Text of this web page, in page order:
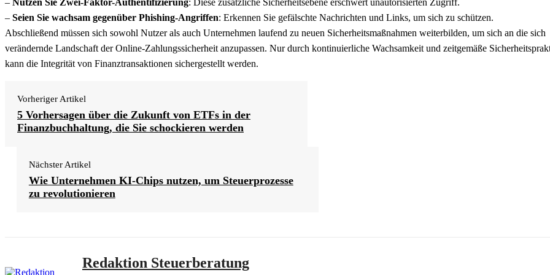
– Seien Sie wachsam gegenüber Phishing-Angriffen: Erkennen Sie gefälschte Nachrichten und Links, um sich zu schützen.
Abschließend müssen sich sowohl Nutzer als auch Unternehmen laufend zu neuen Sicherheitsmaßnahmen weiterbilden, um sich an die sich
verändernde Landschaft der Online-Zahlungssicherheit anzupassen. Nur durch kontinuierliche Wachsamkeit und zeitgemäße
kann die Integrität von Finanztransaktionen sichergestellt werden.
Vorheriger Artikel
5 Vorhersagen über die Zukunft von ETFs in der
Finanzbuchhaltung, die Sie schockieren werden
Nächster Artikel
Wie Unternehmen KI-Chips nutzen, um Steuerprozesse
zu revolutionieren
Redaktion Steuerberatung